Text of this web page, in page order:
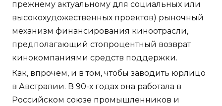
прежнему актуальному для социальных или
высокохудожественных проектов) рыночный
механизм финансирования киноотрасли,
предполагающий стопроцентный возврат
кинокомпаниями средств поддержки.
Как, впрочем, и в том, чтобы заводить юрлицо
в Австралии. В 90-х годах она работала в
Российском союзе промышленников и